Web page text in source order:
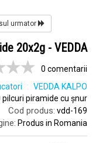
urmator
20x2g - VEDDA
0 comentarii
VEDDA KALPO
piramide cu șnur
Cod produs: vdd-169
Produs in Romania